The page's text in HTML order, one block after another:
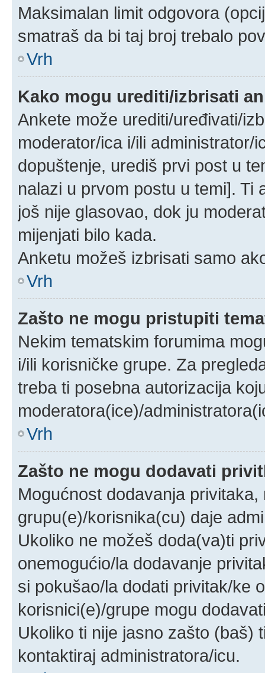
Maksimalan limit odgovora
smatraš da bi taj broj trebalo
Vrh
Kako mogu urediti/izbrisati
Ankete može urediti/uređivati/
moderator/ica i/ili administrator/
dopuštenje, urediš prvi post u
nalazi u prvom postu u temi]. Ti
još nije glasovao, dok ju
mijenjati bilo kada.
Anketu možeš izbrisati samo
Vrh
Zašto ne mogu pristupiti
Nekim tematskim forumima
i/ili korisničke grupe. Za
treba ti posebna autorizacija
moderatora(ice)/
Vrh
Zašto ne mogu dodavati
Mogućnost dodavanja
grupu(e)/korisnika(cu) daje
Ukoliko ne možeš doda(va)ti
onemogućio/la dodavanje
si pokušao/la dodati privitak/ke
korisnici(e)/grupe mogu
Ukoliko ti nije jasno zašto (baš)
kontaktiraj administratora/icu.